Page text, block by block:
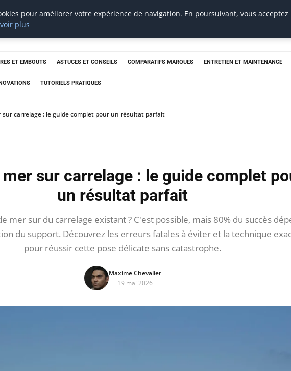
ET EMBOUTS ASTUCES ET CONSEILS COMPARATIFS MARQUES ENTRETIEN ET MAINTENANCE
TUTORIELS PRATIQUES
sur carrelage : le guide complet pour un résultat parfait
sur carrelage : le guide complet
un résultat parfait
mer sur du carrelage existant ? C'est possible, mais 80% du succès
du support. Découvrez les erreurs fatales à éviter et la technique
pour réussir cette pose délicate sans catastrophe.
Maxime Chevalier
19 mai 2026
pour améliorer votre expérience de navigation. En poursuivant, vous
plus